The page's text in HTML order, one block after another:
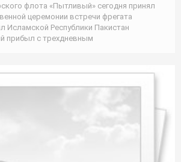
флота «Пытливый» сегодня принял
церемонии встречи фрегата
Исламской Республики Пакистан
прибыл с трехдневным